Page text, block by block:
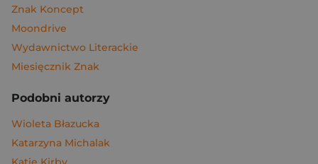
Znak Koncept
Moondrive
Wydawnictwo Literackie
Miesięcznik Znak
Podobni autorzy
Wioleta Błazucka
Katarzyna Michalak